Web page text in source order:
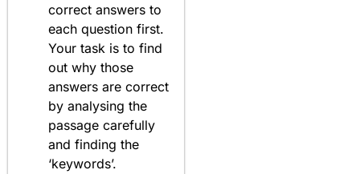
correct answers to
each question first.
Your task is to find
out why those
answers are correct
by analysing the
passage carefully
and finding the
‘keywords’.